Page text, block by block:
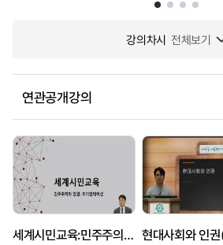
강의차시 전체보기
연관공개강의
세계시민교육:민주주의와 인권 현대사회와 인